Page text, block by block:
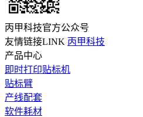
丙甲科技官方公众号
友情链接LINK 丙甲科技
产品中心
即时打印贴标机
贴标臂
产线配套
软件耗材